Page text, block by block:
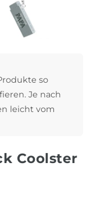
so
Je nach
leicht vom
Coolster